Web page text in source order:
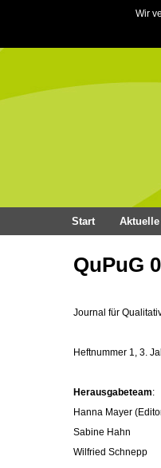
Wir
Start
QuPuG
Journal für
Heftnummer 1, 3.
Herausgabeteam:
Hanna Mayer
Sabine Hahn
Wilfried Schnepp